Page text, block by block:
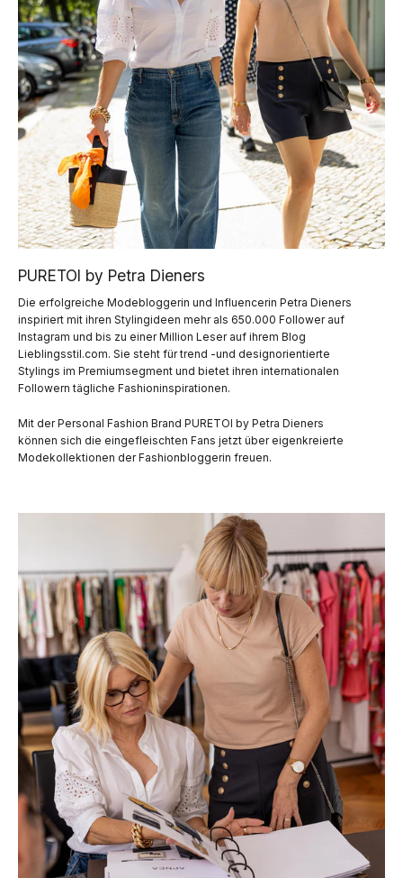
PURETOI by Petra Dieners
Die erfolgreiche Modebloggerin und Influencerin Petra Dieners
inspiriert mit ihren Stylingideen mehr als 650.000 Follower auf
Instagram und bis zu einer Million Leser auf ihrem Blog
Lieblingsstil.com. Sie steht für trend -und designorientierte
Stylings im Premiumsegment und bietet ihren internationalen
Followern tägliche Fashioninspirationen.
Mit der Personal Fashion Brand PURETOI by Petra Dieners
können sich die eingefleischten Fans jetzt über eigenkreierte
Modekollektionen der Fashionbloggerin freuen.